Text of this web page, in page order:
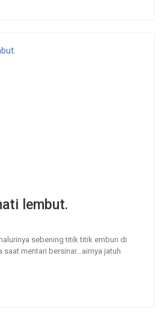
lembut.
sebening titik titik embun di
mentari bersinar…airnya jatuh